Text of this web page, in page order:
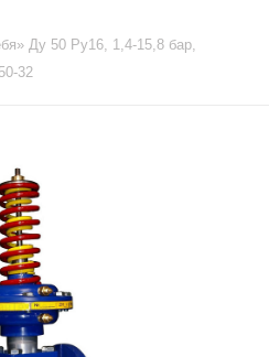
Ду 50 Ру16, 1,4-15,8 бар,
32